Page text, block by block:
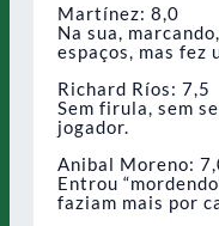
Martínez: 8,0
Na sua,
espaços, mas fez
Richard Ríos: 7,5
Sem firula, sem
jogador.
Anibal Moreno:
Entrou
faziam mais por